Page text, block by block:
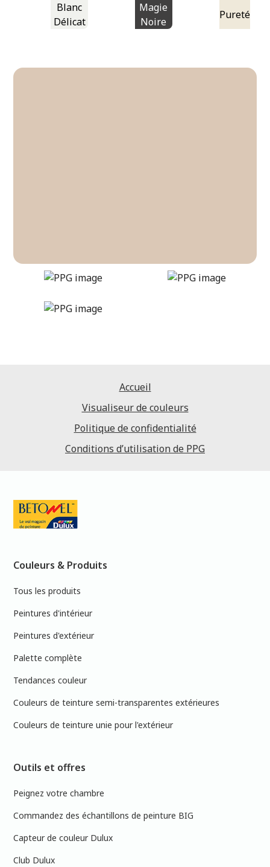
Blanc
Délicat
Magie
Noire
Pureté
cocoa-cream
DLX1079-3
Accueil
Visualiseur de couleurs
Politique de confidentialité
Conditions d’utilisation de PPG
Couleurs & Produits
Tous les produits
Peintures d'intérieur
Peintures d'extérieur
Palette complète
Tendances couleur
Couleurs de teinture semi-transparentes extérieures
Couleurs de teinture unie pour l'extérieur
Outils et offres
Peignez votre chambre
Commandez des échantillons de peinture BIG
Capteur de couleur Dulux
Club Dulux